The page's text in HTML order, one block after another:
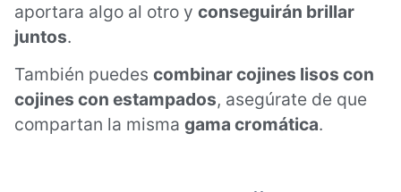
aportara algo al otro y conseguirán brillar
juntos.
También puedes combinar cojines lisos con
cojines con estampados, asegúrate de que
compartan la misma gama cromática.